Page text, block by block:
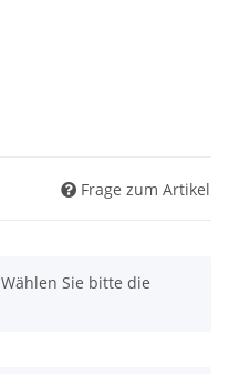
Frage zum Artikel
Sie bitte die